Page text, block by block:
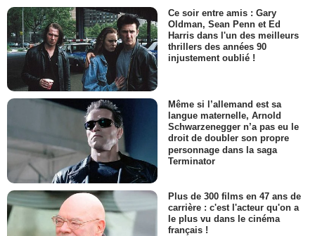
Ce soir entre amis : Gary
Oldman, Sean Penn et Ed
Harris dans l'un des meilleurs
thrillers des années 90
injustement oublié !
Même si l’allemand est sa
langue maternelle, Arnold
Schwarzenegger n’a pas eu le
droit de doubler son propre
personnage dans la saga
Terminator
Plus de 300 films en 47 ans de
carrière : c'est l'acteur qu'on a
le plus vu dans le cinéma
français !